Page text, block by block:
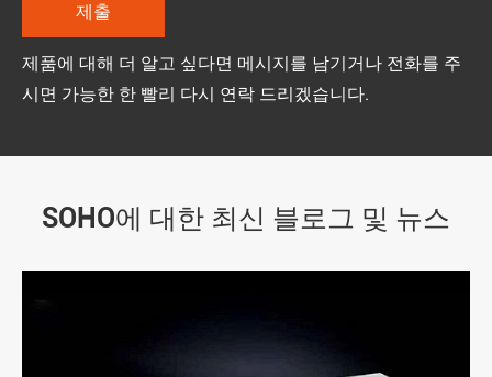
제품에 대해 더 알고 싶다면 메시지를 남기거나 전화를 주
시면 가능한 한 빨리 다시 연락 드리겠습니다.
SOHO에 대한 최신 블로그 및 뉴스